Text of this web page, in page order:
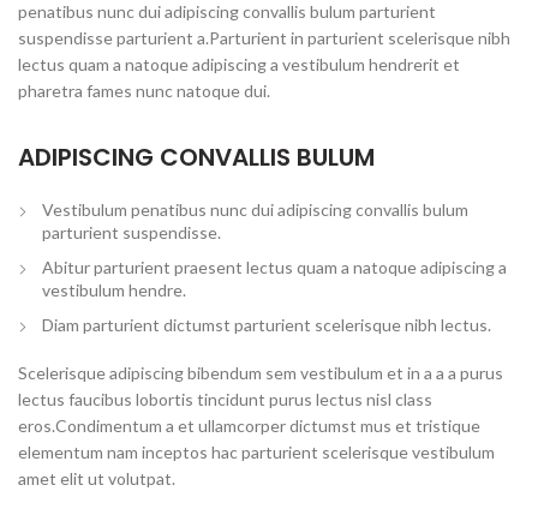
penatibus nunc dui adipiscing convallis bulum parturient
suspendisse parturient a.Parturient in parturient scelerisque nibh
lectus quam a natoque adipiscing a vestibulum hendrerit et
pharetra fames nunc natoque dui.
ADIPISCING CONVALLIS BULUM
Vestibulum penatibus nunc dui adipiscing convallis bulum
parturient suspendisse.
Abitur parturient praesent lectus quam a natoque adipiscing a
vestibulum hendre.
Diam parturient dictumst parturient scelerisque nibh lectus.
Scelerisque adipiscing bibendum sem vestibulum et in a a a purus
lectus faucibus lobortis tincidunt purus lectus nisl class
eros.Condimentum a et ullamcorper dictumst mus et tristique
elementum nam inceptos hac parturient scelerisque vestibulum
amet elit ut volutpat.